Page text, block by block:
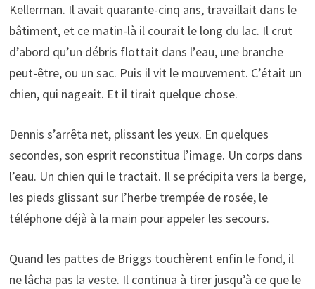
Kellerman. Il avait quarante-cinq ans, travaillait dans le
bâtiment, et ce matin-là il courait le long du lac. Il crut
d’abord qu’un débris flottait dans l’eau, une branche
peut-être, ou un sac. Puis il vit le mouvement. C’était un
chien, qui nageait. Et il tirait quelque chose.
Dennis s’arrêta net, plissant les yeux. En quelques
secondes, son esprit reconstitua l’image. Un corps dans
l’eau. Un chien qui le tractait. Il se précipita vers la berge,
les pieds glissant sur l’herbe trempée de rosée, le
téléphone déjà à la main pour appeler les secours.
Quand les pattes de Briggs touchèrent enfin le fond, il
ne lâcha pas la veste. Il continua à tirer jusqu’à ce que le